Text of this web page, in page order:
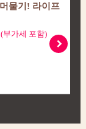
물기! 라이프
부가세 포함)